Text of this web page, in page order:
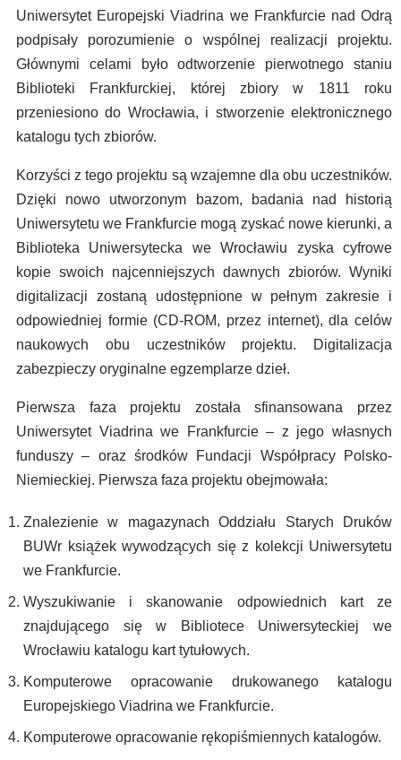
Uniwersytet Europejski Viadrina we Frankfurcie nad Odrą
podpisały porozumienie o wspólnej realizacji projektu.
Głównymi celami było odtworzenie pierwotnego staniu
Biblioteki Frankfurckiej, której zbiory w 1811 roku
przeniesiono do Wrocławia, i stworzenie elektronicznego
katalogu tych zbiorów.
Korzyści z tego projektu są wzajemne dla obu uczestników.
Dzięki nowo utworzonym bazom, badania nad historią
Uniwersytetu we Frankfurcie mogą zyskać nowe kierunki, a
Biblioteka Uniwersytecka we Wrocławiu zyska cyfrowe
kopie swoich najcenniejszych dawnych zbiorów. Wyniki
digitalizacji zostaną udostępnione w pełnym zakresie i
odpowiedniej formie (CD-ROM, przez internet), dla celów
naukowych obu uczestników projektu. Digitalizacja
zabezpieczy oryginalne egzemplarze dzieł.
Pierwsza faza projektu została sfinansowana przez
Uniwersytet Viadrina we Frankfurcie – z jego własnych
funduszy – oraz środków Fundacji Współpracy Polsko-
Niemieckiej. Pierwsza faza projektu obejmowała:
Znalezienie w magazynach Oddziału Starych Druków
BUWr książek wywodzących się z kolekcji Uniwersytetu
we Frankfurcie.
Wyszukiwanie i skanowanie odpowiednich kart ze
znajdującego się w Bibliotece Uniwersyteckiej we
Wrocławiu katalogu kart tytułowych.
Komputerowe opracowanie drukowanego katalogu
Europejskiego Viadrina we Frankfurcie.
Komputerowe opracowanie rękopiśmiennych katalogów.